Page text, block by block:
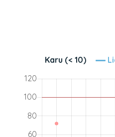
Karu (< 10)